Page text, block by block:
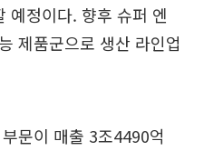
예정이다. 향후 슈퍼 엔
제품군으로 생산 라인업
문이 매출 3조4490억